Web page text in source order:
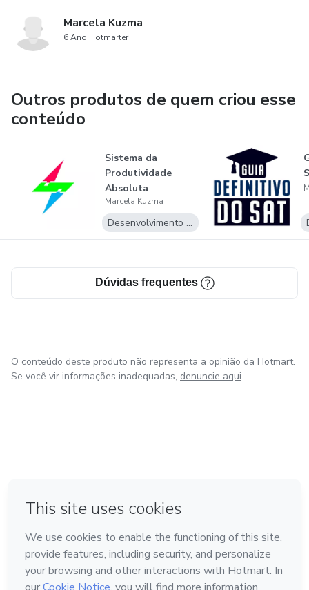
Marcela Kuzma
6 Ano Hotmarter
Outros produtos de quem criou esse
conteúdo
Sistema da
Produtividade
Absoluta
Marcela Kuzma
Desenvolvimento Pessoal
Dúvidas frequentes
O conteúdo deste produto não representa a opinião da Hotmart.
Se você vir informações inadequadas, denuncie aqui
Feito com ❤ na Cidade do México
Conheça a Hotmart